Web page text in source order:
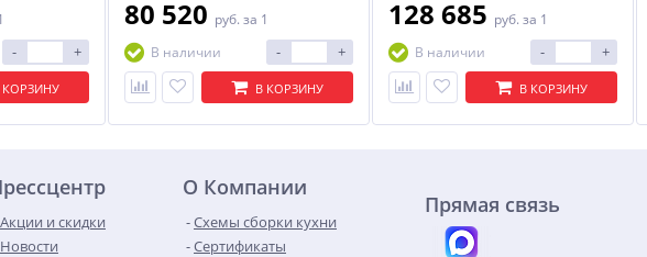
- +
КОРЗИНУ
80 520 руб. за 1
В наличии
- +
В КОРЗИНУ
128 685 руб. за 1
В наличии
- +
В КОРЗИНУ
Акции и скидки
Новости
О Компании
Схемы сборки кухни
Сертификаты
Прямая связь